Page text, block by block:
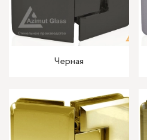
Черная